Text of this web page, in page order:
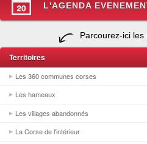
L'AGENDA
Parcourez-ici les
Territoires
Les 360 communes corses
Les hameaux
Les villages abandonnés
La Corse de l'intérieur